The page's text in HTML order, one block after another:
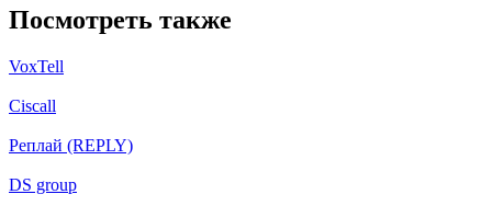
Посмотреть также
VoxTell
Ciscall
Реплай (REPLY)
DS group